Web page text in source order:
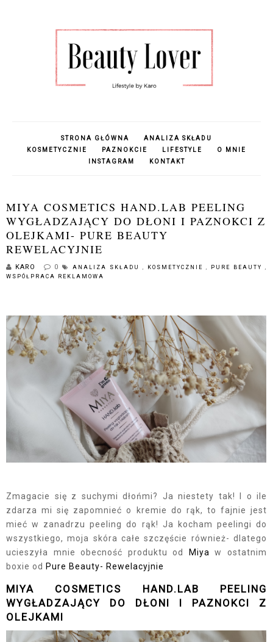
STRONA GŁÓWNA
ANALIZA SKŁADU
KOSMETYCZNIE
PAZNOKCIE LIFESTYLE
O MNIE
INSTAGRAM
KONTAKT
MIYA COSMETICS HAND.LAB PEELING
WYGŁADZAJĄCY DO DŁONI I PAZNOKCI Z
OLEJKAMI- PURE BEAUTY
REWELACYJNIE
KARO 0 ANALIZA SKŁADU , KOSMETYCZNIE , PURE BEAUTY ,
WSPÓŁPRACA REKLAMOWA
Zmagacie się z suchymi dłońmi? Ja niestety tak! I o ile
zdarza mi się zapomnieć o kremie do rąk, to fajnie jest
mieć w zanadrzu peeling do rąk! Ja kocham peelingi do
wszystkiego, moja skóra całe szczęście również- dlatego
ucieszyła mnie obecność produktu od
Miya
w ostatnim
boxie od Pure Beauty- Rewelacyjnie
MIYA COSMETICS HAND.LAB PEELING
WYGŁADZAJĄCY DO DŁONI I PAZNOKCI Z
OLEJKAMI